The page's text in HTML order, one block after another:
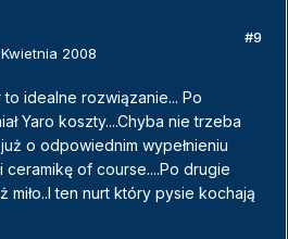
2008
#9
idealne rozwiązanie... Po
Yaro koszty....Chyba nie trzeba
o odpowiednim wypełnieniu
ceramikę of course....Po drugie
miło..I ten nurt który pysie kochają